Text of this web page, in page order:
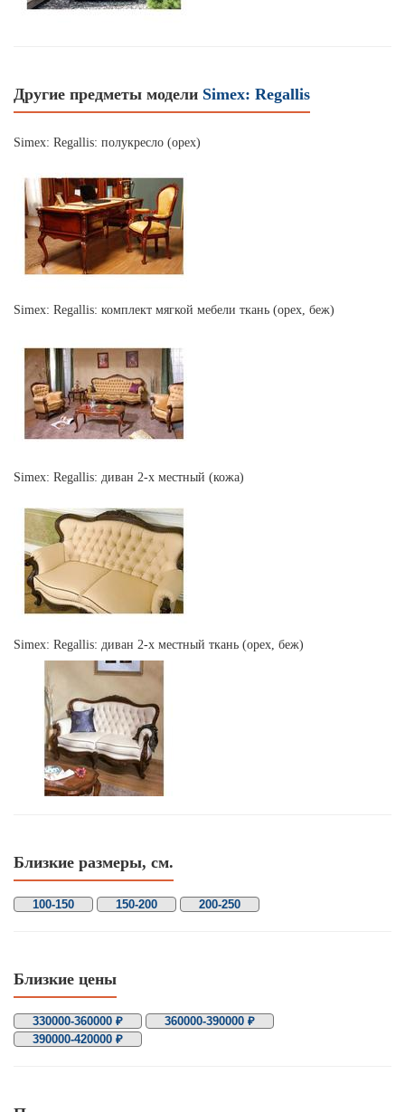
Другие предметы модели Simex: Regallis
Simex: Regallis: полукресло (орех)
Simex: Regallis: комплект мягкой мебели ткань (орех, беж)
Simex: Regallis: диван 2-х местный (кожа)
Simex: Regallis: диван 2-х местный ткань (орех, беж)
Близкие размеры, см.
100-150 150-200 200-250
Близкие цены
330000-360000 ₽
360000-390000 ₽
390000-420000 ₽